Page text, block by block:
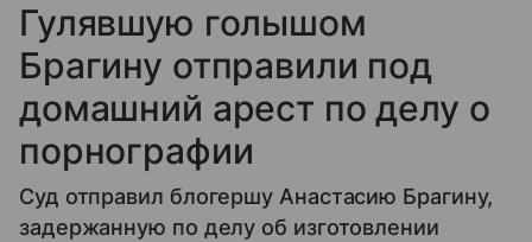
Гулявшую голышом
Брагину отправили под
домашний арест по делу о
порнографии
Суд отправил блогершу Анастасию Брагину,
задержанную по делу об изготовлении